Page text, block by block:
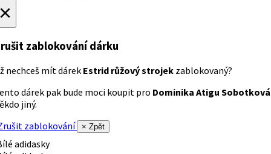
zablokování dárku
nechceš mít dárek Estrid růžový strojek zablokovaný?
dárek pak bude moci koupit pro Dominika Atigu Sobotková
jiný.
zablokování
× Zpět